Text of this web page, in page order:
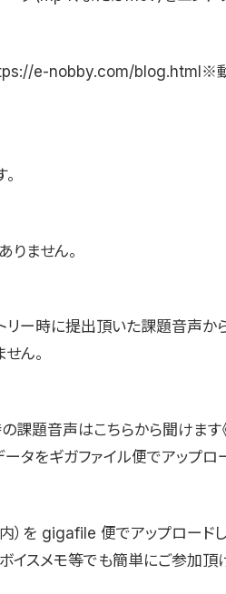
e-nobby.com/blog.html※
りません。
トリー時に提出頂いた課題音声か
ん。
課題音声はこちらから聞けます
タをギガファイル便でアップロ
）を gigafile 便でアップロード
スメモ等でも簡単にご参加頂け